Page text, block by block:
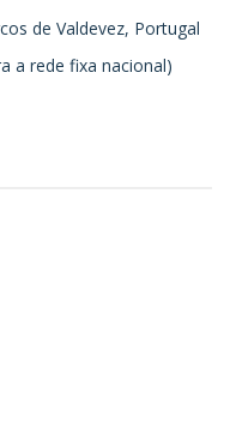
de Valdevez, Portugal
a rede fixa nacional)